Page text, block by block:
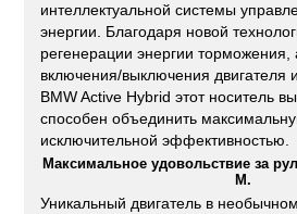
интеллектуальной системы
энергии. Благодаря новой
регенерации энергии торможения,
включения/выключения двигателя
BMW Active Hybrid этот носитель
способен объединить
исключительной эффективностью.
Максимальное удовольствие за
M.
Уникальный двигатель в